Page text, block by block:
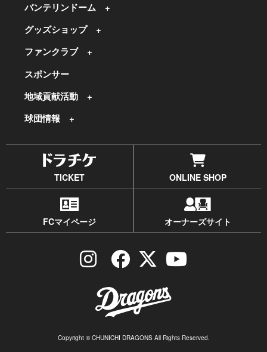
バンテリンドーム
グッズショップ
ファンクラブ
スポンサー
地域貢献活動
球団情報
TICKET ONLINE SHOP
FCマイページ オーナーズサイト
Copyright © CHUNICHI DRAGONS All Rights Reserved.